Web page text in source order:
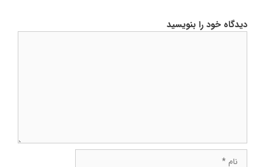
دیدگاه خود را بنویسید